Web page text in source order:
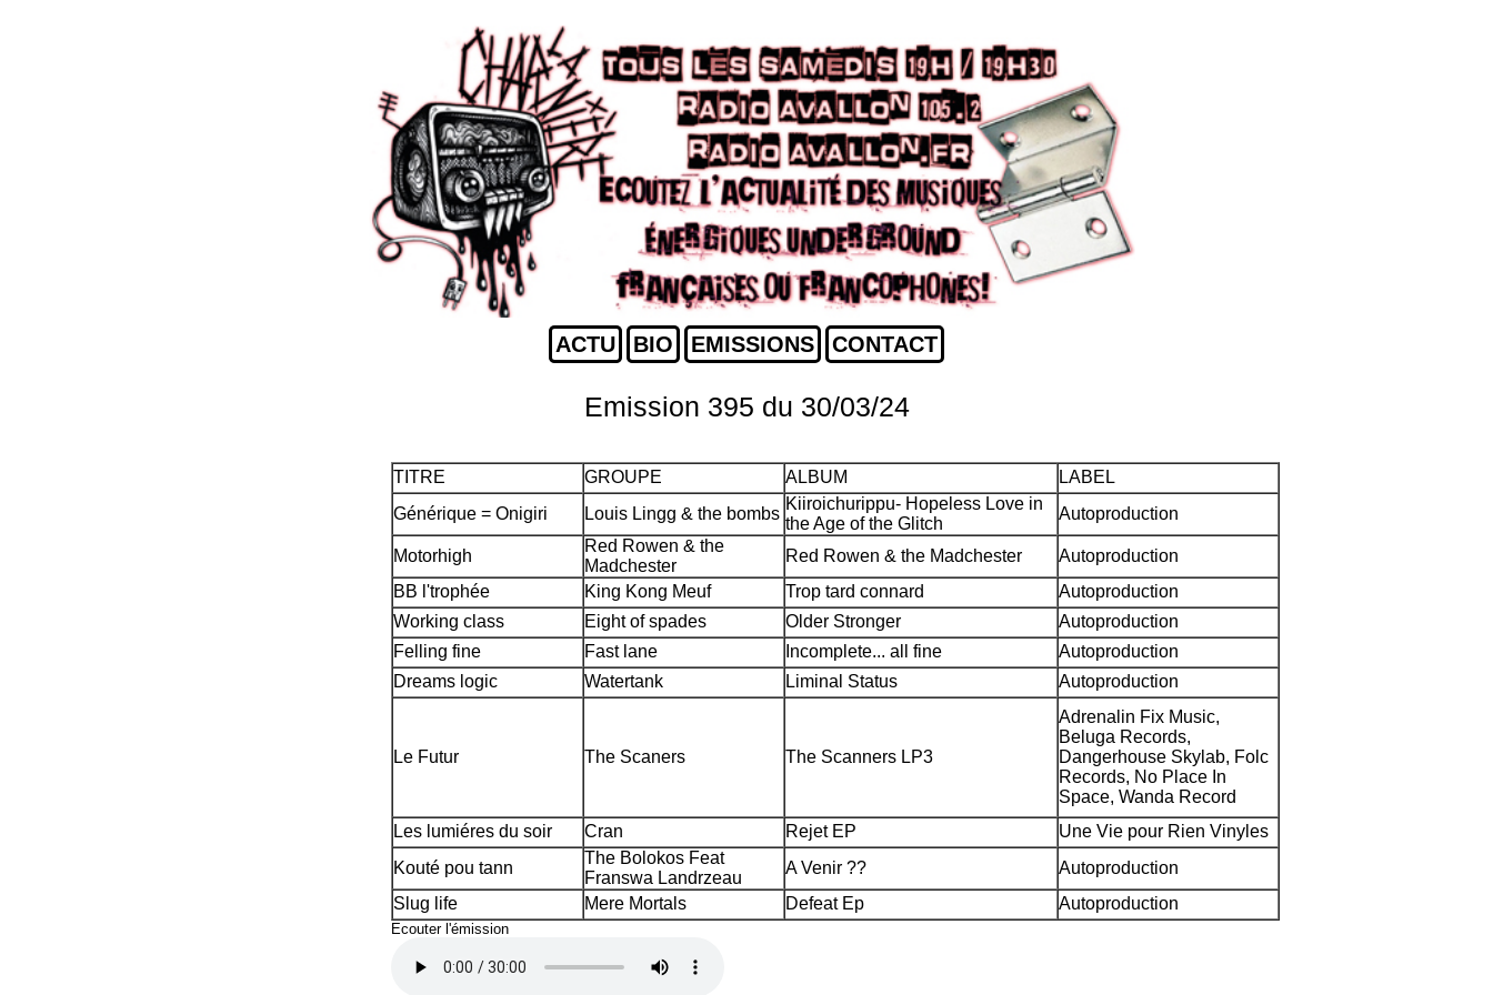
ACTU BIO EMISSIONS CONTACT
Emission 395 du 30/03/24
TITRE GROUPE ALBUM
LABEL
Générique = Onigiri
Louis Lingg & the bombs
Kiiroichurippu- Hopeless Love in
the Age of the Glitch
Autoproduction
Motorhigh
Red Rowen & the
Madchester
Red Rowen & the Madchester
Autoproduction
BB l'trophée
King Kong Meuf Trop tard connard
Autoproduction
Working class
Eight of spades Older Stronger
Autoproduction
Felling fine
Fast lane Incomplete... all fine
Autoproduction
Dreams logic
Watertank Liminal Status Autoproduction
Le Futur The Scaners The Scanners LP3
Adrenalin Fix Music,
Beluga Records,
Dangerhouse Skylab, Folc
Records, No Place In
Space, Wanda Record
Les lumiéres du soir
Cran Rejet EP
Une Vie pour Rien Vinyles
Kouté pou tann
The Bolokos Feat
Franswa Landrzeau
A Venir ??
Autoproduction
Slug life
Mere Mortals Defeat Ep Autoproduction
Ecouter l'émission